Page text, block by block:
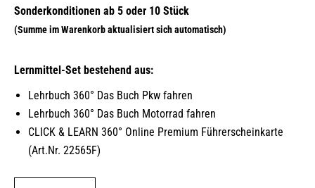
Lernmittel-Set bestehend aus:
Lehrbuch 360° Das Buch Pkw fahren
Lehrbuch 360° Das Buch Motorrad fahren
CLICK & LEARN 360° Online Premium Führerscheinkarte
(Art.Nr. 22565F)